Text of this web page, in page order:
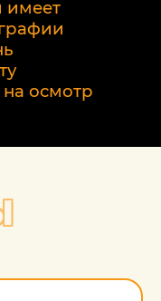
имеет
осмотр